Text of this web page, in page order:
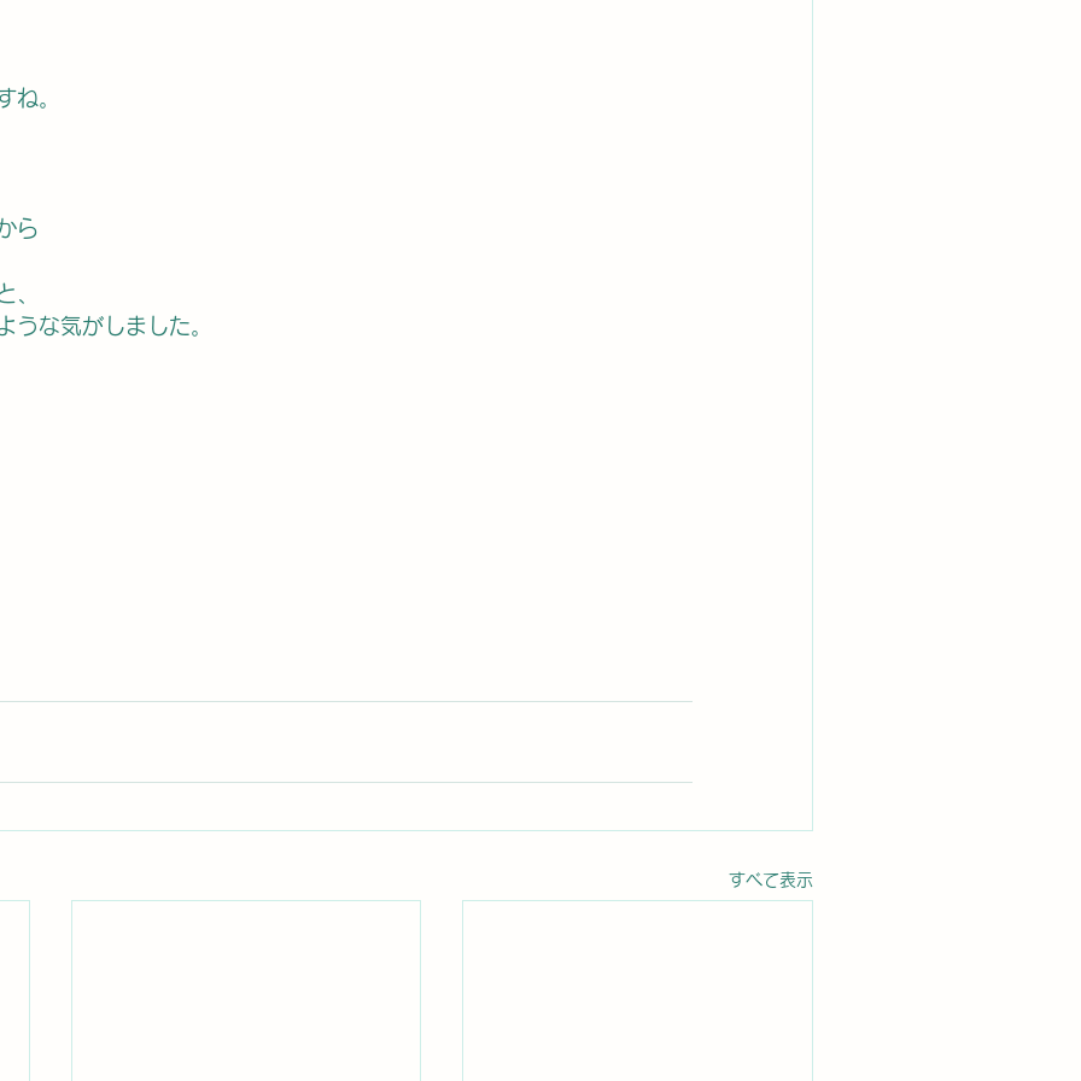
ね。
ら
、
うな気がしました。
すべて表示